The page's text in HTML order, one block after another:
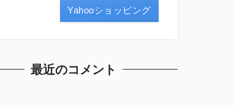
Yahooショッピング
最近のコメント